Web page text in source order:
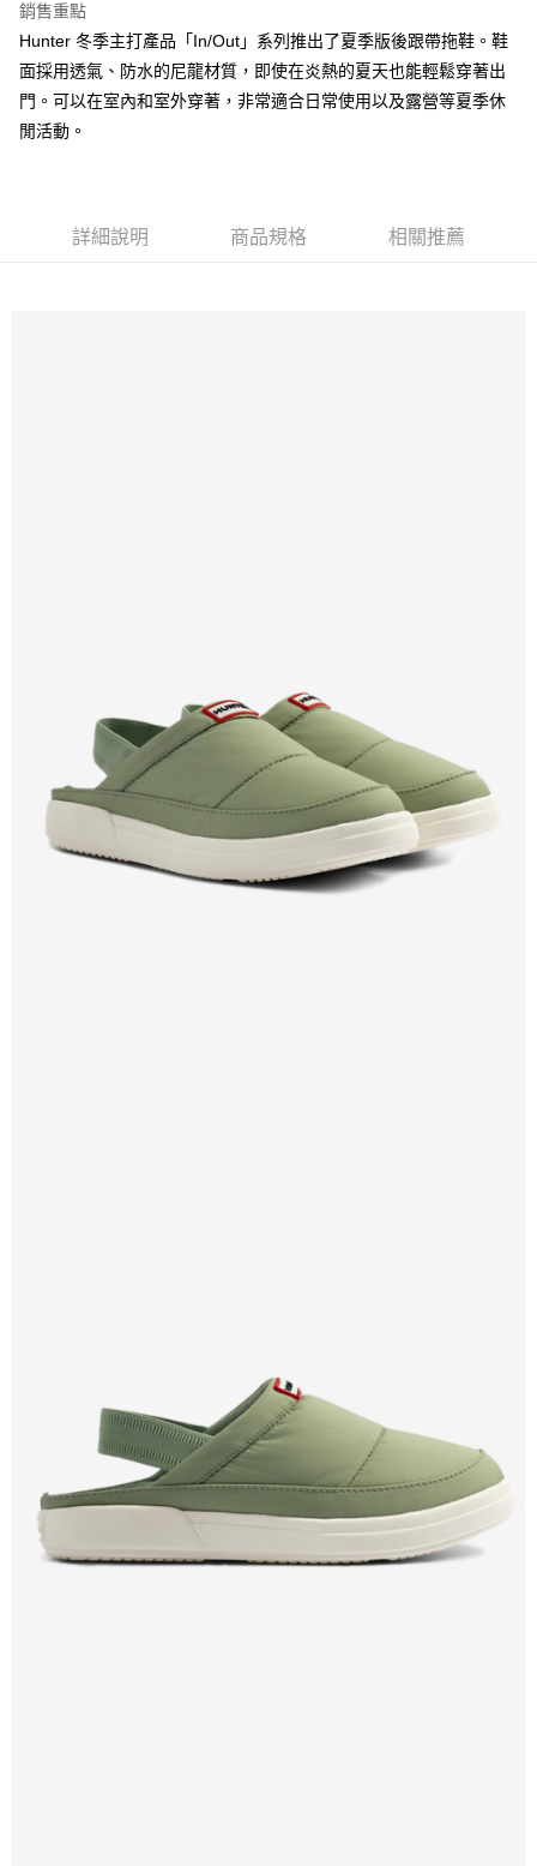
運送方式
新竹貨運
免運費
貨到付款
銷售重點
Hunter 冬季主打產品「In/Out」系列推出了夏季版後跟帶拖鞋。鞋
面採用透氣、防水的尼龍材質，即使在炎熱的夏天也能輕鬆穿著出
門。可以在室內和室外穿著，非常適合日常使用以及露營等夏季休
閒活動。
詳細說明 商品規格 相關推薦